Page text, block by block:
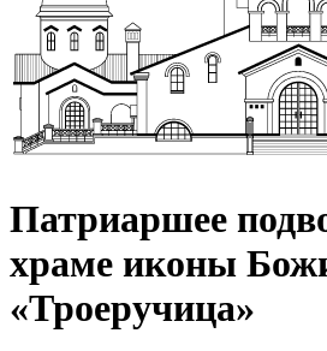
Патриаршее
храме иконы
«Троеручица»